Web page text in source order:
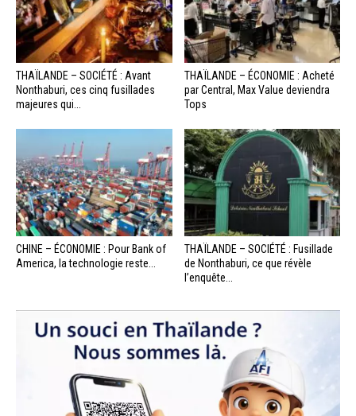
THAÏLANDE – SOCIÉTÉ : Avant
Nonthaburi, ces cinq fusillades
majeures qui...
THAÏLANDE – ÉCONOMIE : Acheté
par Central, Max Value deviendra
Tops
CHINE – ÉCONOMIE : Pour Bank of
America, la technologie reste...
THAÏLANDE – SOCIÉTÉ : Fusillade
de Nonthaburi, ce que révèle
l’enquête...